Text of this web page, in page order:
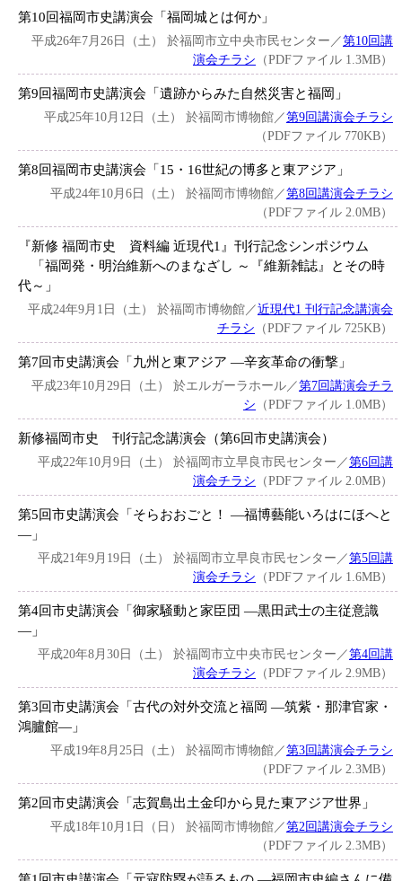
第10回福岡市史講演会「福岡城とは何か」
平成26年7月26日（土） 於福岡市立中央市民センター／第10回講
演会チラシ （PDFファイル 1.3MB）
第9回福岡市史講演会「遺跡からみた自然災害と福岡」
平成25年10月12日（土） 於福岡市博物館／第9回講演会チラシ
（PDFファイル 770KB）
第8回福岡市史講演会「15・16世紀の博多と東アジア」
平成24年10月6日（土） 於福岡市博物館／第8回講演会チラシ
（PDFファイル 2.0MB）
『新修 福岡市史 資料編 近現代1』刊行記念シンポジウム
「福岡発・明治維新へのまなざし ～『維新雑誌』とその時
代～」
平成24年9月1日（土） 於福岡市博物館／近現代1 刊行記念講演会
チラシ （PDFファイル 725KB）
第7回市史講演会「九州と東アジア ―辛亥革命の衝撃」
平成23年10月29日（土） 於エルガーラホール／第7回講演会チラ
シ （PDFファイル 1.0MB）
新修福岡市史 刊行記念講演会（第6回市史講演会）
平成22年10月9日（土） 於福岡市立早良市民センター／第6回講
演会チラシ （PDFファイル 2.0MB）
第5回市史講演会「そらおおごと！ ―福博藝能いろはにほへと
―」
平成21年9月19日（土） 於福岡市立早良市民センター／第5回講
演会チラシ （PDFファイル 1.6MB）
第4回市史講演会「御家騒動と家臣団 ―黒田武士の主従意識
―」
平成20年8月30日（土） 於福岡市立中央市民センター／第4回講
演会チラシ （PDFファイル 2.9MB）
第3回市史講演会「古代の対外交流と福岡 ―筑紫・那津官家・
鴻臚館―」
平成19年8月25日（土） 於福岡市博物館／第3回講演会チラシ
（PDFファイル 2.3MB）
第2回市史講演会「志賀島出土金印から見た東アジア世界」
平成18年10月1日（日） 於福岡市博物館／第2回講演会チラシ
（PDFファイル 2.3MB）